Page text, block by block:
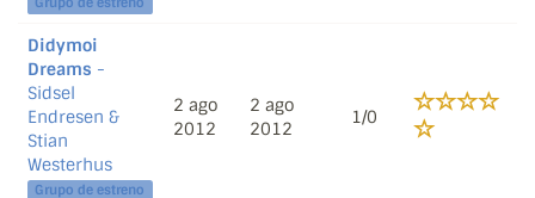
Didymoi
Dreams -
Sidsel
Endresen &
Stian
Westerhus
Grupo de estreno
2 ago
2012
2 ago
2012
1/0